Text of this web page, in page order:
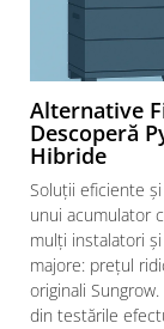
Alternative
Descoperă
Hibride
Soluții eficiente
unui acumulator
mulți instalatori
majore: prețul
originali
din testările